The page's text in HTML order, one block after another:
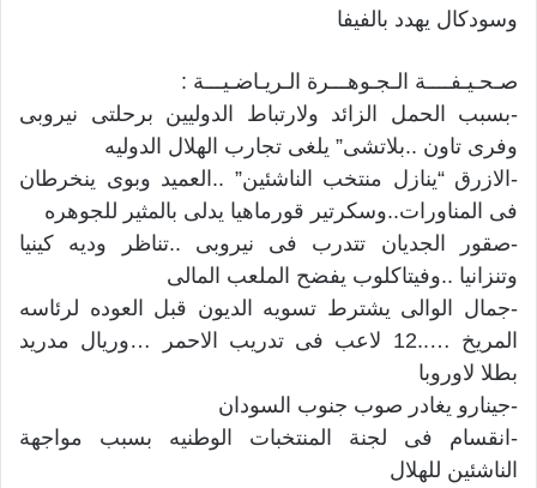
وسودكال يهدد بالفيفا
صـحـيـفــــة الـجـوهـــرة الـريـاضـيـــة :
-بسبب الحمل الزائد ولارتباط الدوليين برحلتى نيروبى
وفرى تاون ..بلاتشى” يلغى تجارب الهلال الدوليه
-الازرق “ينازل منتخب الناشئين” ..العميد وبوى ينخرطان
فى المناورات..وسكرتير قورماهيا يدلى بالمثير للجوهره
-صقور الجديان تتدرب فى نيروبى ..تناظر وديه كينيا
وتنزانيا ..وفيتاكلوب يفضح الملعب المالى
-جمال الوالى يشترط تسويه الديون قبل العوده لرئاسه
المريخ …..12 لاعب فى تدريب الاحمر …وريال مدريد
بطلا لاوروبا
-جينارو يغادر صوب جنوب السودان
-انقسام فى لجنة المنتخبات الوطنيه بسبب مواجهة
الناشئين للهلال